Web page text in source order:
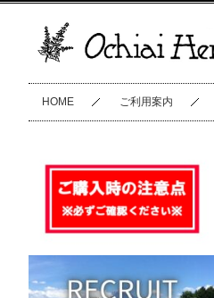
HOME ご利用案内